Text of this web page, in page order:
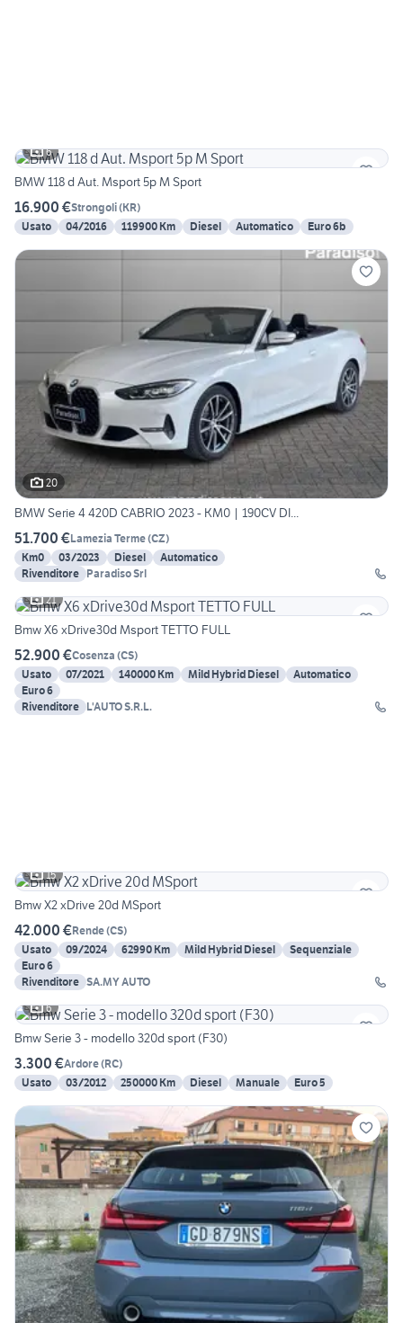
6
BMW 118 d Aut. Msport 5p M Sport
16.900 €Strongoli(KR)
Usato
04/2016 119900 Km Diesel Automatico Euro 6b
20
BMW Serie 4 420D CABRIO 2023 - KM0 | 190CV DI...
51.700 €Lamezia Terme(CZ)
Km0
03/2023 Diesel
Automatico
Rivenditore Paradiso Srl
21
Bmw X6 xDrive30d Msport TETTO FULL
52.900 €Cosenza (CS)
Usato
07/2021 140000 Km Mild Hybrid Diesel
Automatico
Euro 6
Rivenditore L'AUTO S.R.L.
15
Bmw X2 xDrive 20d MSport
42.000 €Rende(CS)
Usato
09/2024 62990 Km Mild Hybrid Diesel
Sequenziale
Euro 6
Rivenditore SA.MY AUTO
6
Bmw Serie 3 - modello 320d sport (F30)
3.300 €Ardore(RC)
Usato
03/2012 250000 Km Diesel Manuale Euro 5